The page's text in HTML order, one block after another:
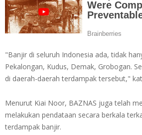
"Banjir di seluruh Indonesia ada, tidak
Pekalongan, Kudus, Demak, Grobogan.
di daerah-daerah terdampak tersebut,"
Menurut Kiai Noor, BAZNAS juga telah
melakukan pendataan secara berkala
terdampak banjir.